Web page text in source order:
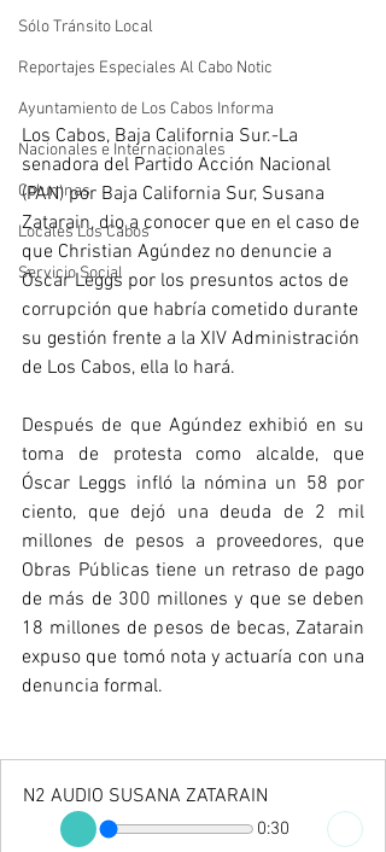
Sólo Tránsito Local
Reportajes Especiales Al Cabo Notic
Ayuntamiento de Los Cabos Informa
Nacionales e Internacionales
Columnas
Locales Los Cabos
Servicio Social
Los Cabos, Baja California Sur.-La
senadora del Partido Acción Nacional
(PAN) por Baja California Sur, Susana
Zatarain, dio a conocer que en el caso de
que Christian Agúndez no denuncie a
Óscar Leggs por los presuntos actos de
corrupción que habría cometido durante
su gestión frente a la XIV Administración
de Los Cabos, ella lo hará.
Después de que Agúndez exhibió en su
toma de protesta como alcalde, que
Óscar Leggs infló la nómina un 58 por
ciento, que dejó una deuda de 2 mil
millones de pesos a proveedores, que
Obras Públicas tiene un retraso de pago
de más de 300 millones y que se deben
18 millones de pesos de becas, Zatarain
expuso que tomó nota y actuaría con una
denuncia formal.
N2 AUDIO SUSANA ZATARAIN
0:30